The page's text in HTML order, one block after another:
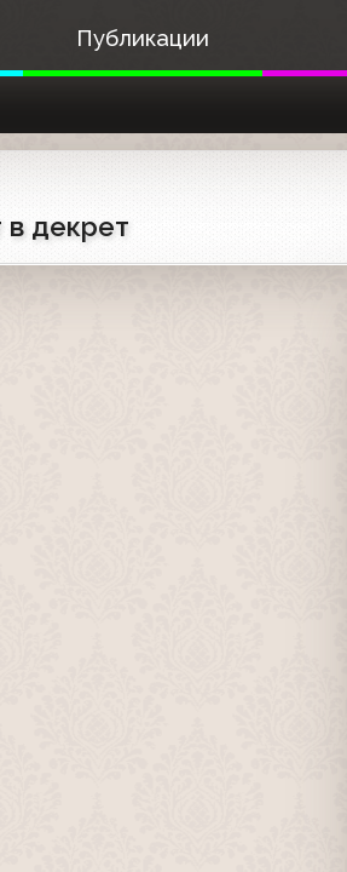
Публикации
в декрет